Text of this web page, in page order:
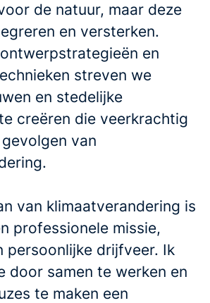
de natuur, maar deze
en versterken.
en
streven we
en stedelijke
creëren die veerkrachtig
van
van klimaatverandering is
professionele missie,
persoonlijke drijfveer. Ik
door samen te werken en
te maken een